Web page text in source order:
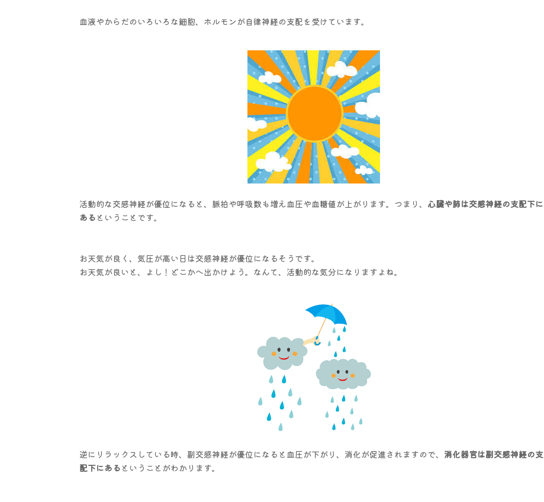
血液やからだのいろいろな細胞、ホルモンが自律神経の支配を受けています。
活動的な交感神経が優位になると、脈拍や呼吸数も増え血圧や血糖値が上がります。つまり、 心臓や肺は交感神経の支配下に
ある ということです。
お天気が良く、気圧が高い日は交感神経が優位になるそうです。
お天気が良いと、よし！どこかへ出かけよう。なんて、活動的な気分になりますよね。
逆にリラックスしている時、副交感神経が優位になると血圧が下がり、消化が促進されますので、 消化器官は副交感神経の支
配下にある ということがわかります。